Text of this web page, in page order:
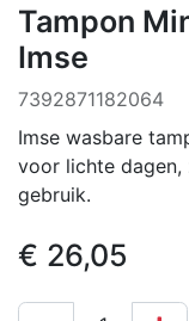
Tampon
Imse
7392871182064
Imse wasbare
voor lichte dagen,
gebruik.
€ 26,05